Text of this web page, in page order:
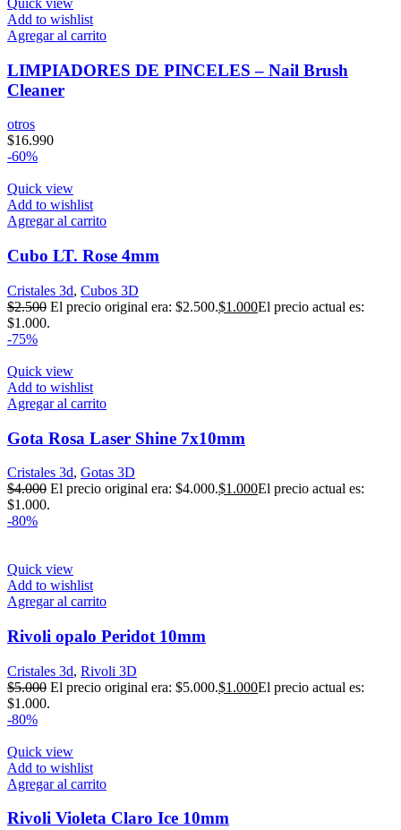
Quick view
Add to wishlist
Agregar al carrito
LIMPIADORES DE PINCELES – Nail Brush
Cleaner
otros
$16.990
-60%
Quick view
Add to wishlist
Agregar al carrito
Cubo LT. Rose 4mm
Cristales 3d, Cubos 3D
$2.500 El precio original era: $2.500.$1.000El precio actual es:
$1.000.
-75%
Quick view
Add to wishlist
Agregar al carrito
Gota Rosa Laser Shine 7x10mm
Cristales 3d, Gotas 3D
$4.000 El precio original era: $4.000.$1.000El precio actual es:
$1.000.
-80%
Quick view
Add to wishlist
Agregar al carrito
Rivoli opalo Peridot 10mm
Cristales 3d, Rivoli 3D
$5.000 El precio original era: $5.000.$1.000El precio actual es:
$1.000.
-80%
Quick view
Add to wishlist
Agregar al carrito
Rivoli Violeta Claro Ice 10mm